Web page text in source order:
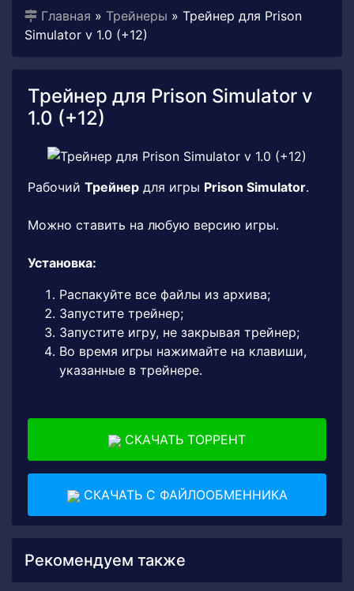
Главная » Трейнеры » Трейнер для Prison
Simulator v 1.0 (+12)
Трейнер для Prison Simulator v
1.0 (+12)
Рабочий Трейнер для игры Prison Simulator.
Можно ставить на любую версию игры.
Установка:
Распакуйте все файлы из архива;
Запустите трейнер;
Запустите игру, не закрывая трейнер;
Во время игры нажимайте на клавиши,
указанные в трейнере.
СКАЧАТЬ ТОРРЕНТ
СКАЧАТЬ С ФАЙЛООБМЕННИКА
Рекомендуем также